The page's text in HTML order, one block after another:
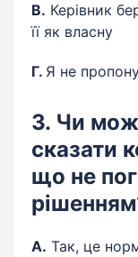
В. Керівник
її як власну
Г. Я не
3. Чи
сказати
що не
А. Так, це